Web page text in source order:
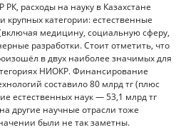
расходы на науку в Казахстане
крупных категории: естественные
медицину, социальную сферу,
разработки. Стоит отметить, что
в двух наиболее значимых для
НИОКР. Финансирование
составило 80 млрд тг (плюс
естественных наук — 53,1 млрд тг
другие научные отрасли тоже
были не так заметны.